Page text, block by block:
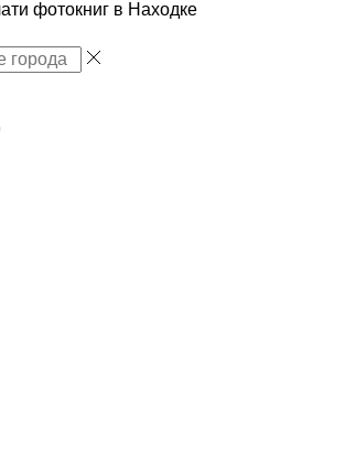
фотокниг в Находке